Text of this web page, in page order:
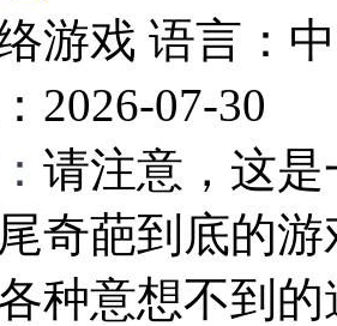
游戏 语言：
2026-07-30
请注意，这
奇葩到底的
种意想不到